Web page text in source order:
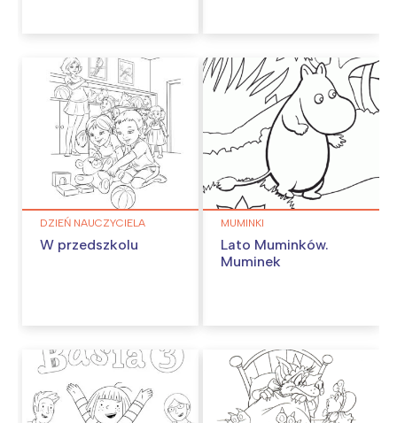
DZIEŃ NAUCZYCIELA
W przedszkolu
MUMINKI
Lato Muminków.
Muminek